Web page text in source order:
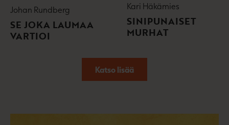
Johan Rundberg
SE JOKA LAUMAA
VARTIOI
Kari Häkämies
SINIPUNAISET
MURHAT
Katso lisää